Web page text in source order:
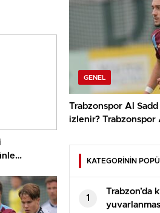
GENEL
Trabzonspor Al
izlenir? Trabzonspor
KATEGORİNİN
1
Trabzon’da